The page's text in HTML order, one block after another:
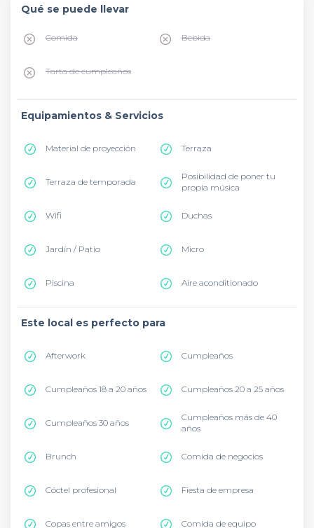
Qué se puede llevar
Comida Bebida
Tarta de cumpleaños
Equipamientos & Servicios
Material de proyección Terraza
Terraza de temporada
Posibilidad de poner tu
propia música
Wifi Duchas
Jardín / Patio Micro
Piscina Aire aconditionado
Este local es perfecto para
Afterwork Cumpleaños
Cumpleaños 18 a 20 años Cumpleaños 20 a 25 años
Cumpleaños 30 años
Cumpleaños más de 40
años
Brunch Comida de negocios
Cóctel profesional Fiesta de empresa
Copas entre amigos Comida de equipo